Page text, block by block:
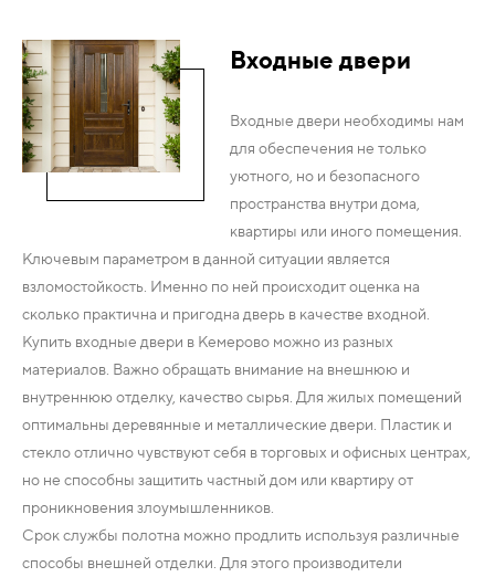
Входные двери
Входные двери необходимы нам
для обеспечения не только
уютного, но и безопасного
пространства внутри дома,
квартиры или иного помещения.
Ключевым параметром в данной ситуации является
взломостойкость. Именно по ней происходит оценка на
сколько практична и пригодна дверь в качестве входной.
Купить входные двери в Кемерово можно из разных
материалов. Важно обращать внимание на внешнюю и
внутреннюю отделку, качество сырья. Для жилых помещений
оптимальны деревянные и металлические двери. Пластик и
стекло отлично чувствуют себя в торговых и офисных центрах,
но не способны защитить частный дом или квартиру от
проникновения злоумышленников.
Срок службы полотна можно продлить используя различные
способы внешней отделки. Для этого производители